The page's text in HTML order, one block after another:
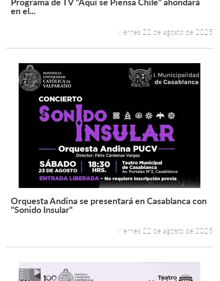
Leer más +
en el...
Viernes 22 de agosto de 2025
Leer más +
Orquesta Andina se presentará en Casablanca con
"Sonido Insular"
Viernes 22 de agosto de 2025